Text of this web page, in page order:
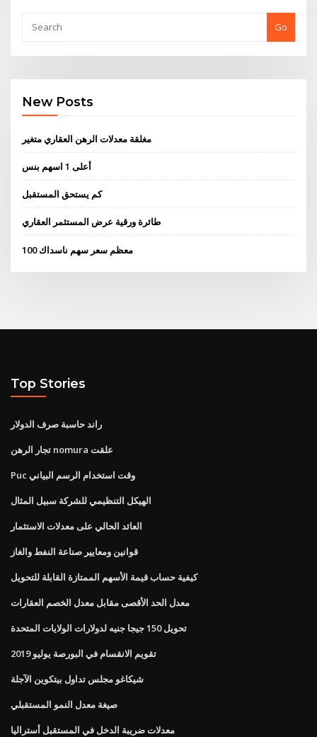
Go
New Posts
مغلقة معدلات الرهن العقاري متغير
أعلى 1 اسهم بنس
كم يستحق المستقبل
طائرة ورقية عرض المستثمر العقاري
معظم سعر سهم ناسداك 100
Top Stories
راند حاسبة صرف الدولار
تجار الرهن nomura علقت
Puc وقت استخدام الرسم البياني
الهيكل التنظيمي للشركة سبيل المثال
العائد الحالي على معدلات الاستثمار
قوانين ومعايير صناعة النفط والغاز
كيفية حساب قيمة الأسهم الممتازة القابلة للتحويل
معدل الحد الأقصى مقابل معدل الخصم العقارات
تحويل 150 جيجا جنيه لدولارات الولايات المتحدة
تقويم الانقسام في البورصة يوليو 2019
شيكاغو مجلس تداول بيتكوين الآجلة
صيغة معدل النمو المستقبلي
معدلات ضريبة الدخل في المستقبل أستراليا